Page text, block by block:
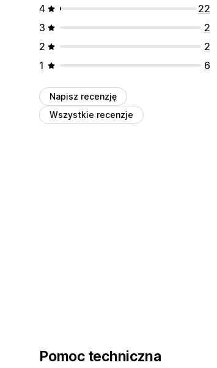
4
22
3
2
2
2
1
6
Napisz recenzję
Wszystkie recenzje
Pomoc techniczna